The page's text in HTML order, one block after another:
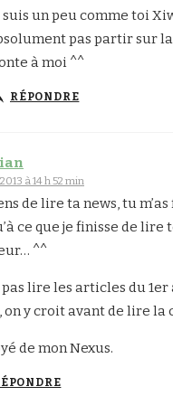
suis un peu comme toi
pas partir sur
à moi ^^
RÉPONDRE
à 14 h 52 min
de lire ta news, tu
ce que je finisse de lire
^^
lire les articles du
on y croit avant de lire la
de mon Nexus.